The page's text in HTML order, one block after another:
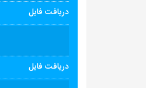
دریافت فایل
دریافت فایل